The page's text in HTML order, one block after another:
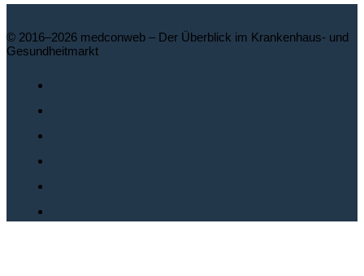
© 2016–2026 medconweb – Der Überblick im Krankenhaus- und
Gesundheitmarkt